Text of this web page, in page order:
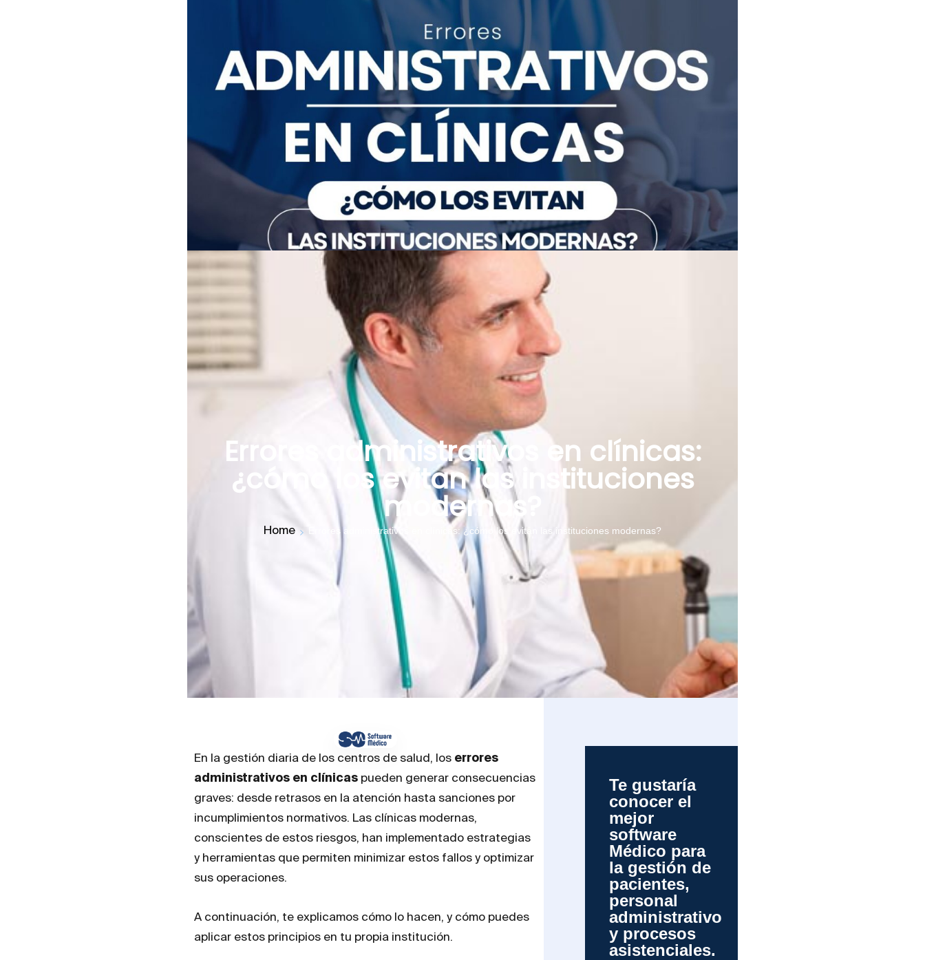
Errores administrativos en clínicas:
¿cómo los evitan las instituciones
modernas?
Home Errores administrativos en clínicas: ¿cómo los evitan las instituciones modernas?
En la gestión diaria de los centros de salud, los errores
administrativos en clínicas pueden generar consecuencias
graves: desde retrasos en la atención hasta sanciones por
incumplimientos normativos. Las clínicas modernas,
conscientes de estos riesgos, han implementado estrategias
y herramientas que permiten minimizar estos fallos y optimizar
sus operaciones.
A continuación, te explicamos cómo lo hacen, y cómo puedes
aplicar estos principios en tu propia institución.
Te gustaría
conocer el
mejor
software
Médico para
la gestión de
pacientes,
personal
administrativo
y procesos
asistenciales.